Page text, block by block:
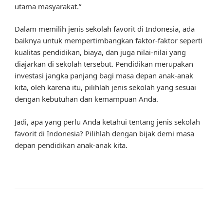
utama masyarakat.”
Dalam memilih jenis sekolah favorit di Indonesia, ada
baiknya untuk mempertimbangkan faktor-faktor seperti
kualitas pendidikan, biaya, dan juga nilai-nilai yang
diajarkan di sekolah tersebut. Pendidikan merupakan
investasi jangka panjang bagi masa depan anak-anak
kita, oleh karena itu, pilihlah jenis sekolah yang sesuai
dengan kebutuhan dan kemampuan Anda.
Jadi, apa yang perlu Anda ketahui tentang jenis sekolah
favorit di Indonesia? Pilihlah dengan bijak demi masa
depan pendidikan anak-anak kita.